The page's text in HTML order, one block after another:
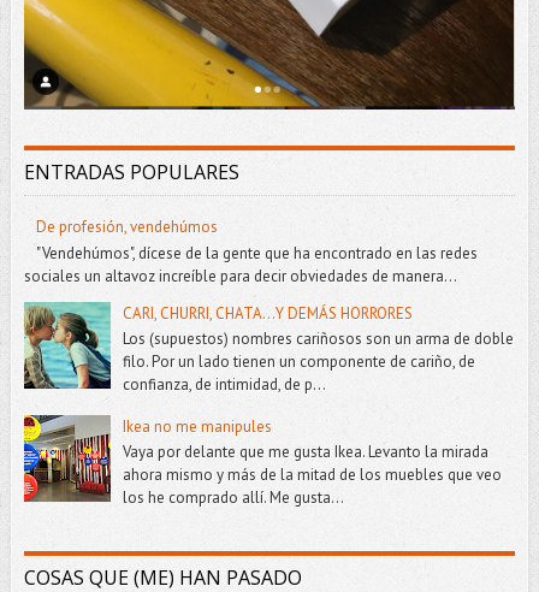
ENTRADAS POPULARES
De profesión, vendehúmos
"Vendehúmos", dícese de la gente que ha encontrado en las redes
sociales un altavoz increíble para decir obviedades de manera...
CARI, CHURRI, CHATA...Y DEMÁS HORRORES
Los (supuestos) nombres cariñosos son un arma de doble
filo. Por un lado tienen un componente de cariño, de
confianza, de intimidad, de p...
Ikea no me manipules
Vaya por delante que me gusta Ikea. Levanto la mirada
ahora mismo y más de la mitad de los muebles que veo
los he comprado allí. Me gusta...
COSAS QUE (ME) HAN PASADO